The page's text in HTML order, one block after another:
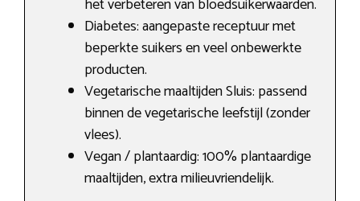
het verbeteren van bloedsuikerwaarden.
Diabetes: aangepaste receptuur met
beperkte suikers en veel onbewerkte
producten.
Vegetarische maaltijden Sluis: passend
binnen de vegetarische leefstijl (zonder
vlees).
Vegan / plantaardig: 100% plantaardige
maaltijden, extra milieuvriendelijk.